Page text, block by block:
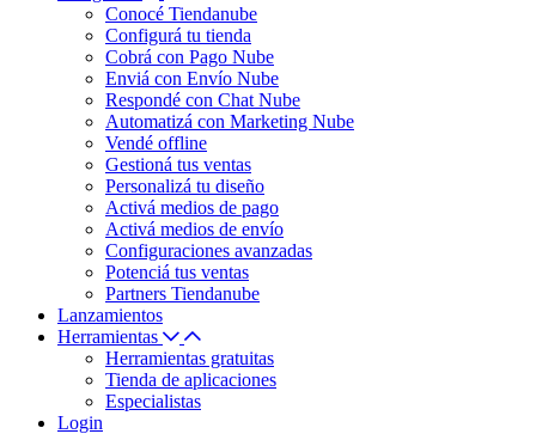
Conocé Tiendanube
Configurá tu tienda
Cobrá con Pago Nube
Enviá con Envío Nube
Respondé con Chat Nube
Automatizá con Marketing Nube
Vendé offline
Gestioná tus ventas
Personalizá tu diseño
Activá medios de pago
Activá medios de envío
Configuraciones avanzadas
Potenciá tus ventas
Partners Tiendanube
Lanzamientos
Herramientas
Herramientas gratuitas
Tienda de aplicaciones
Especialistas
Login